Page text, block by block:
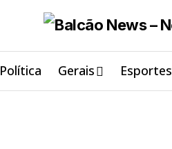
Política Gerais Esportes